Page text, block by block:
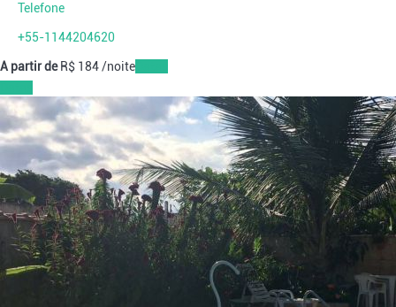
Telefone
+55-1144204620
A partir deR$ 184/noite